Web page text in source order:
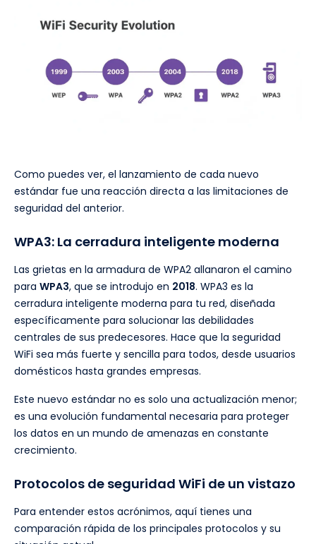
Como puedes ver, el lanzamiento de cada nuevo
estándar fue una reacción directa a las limitaciones de
seguridad del anterior.
WPA3: La cerradura inteligente moderna
Las grietas en la armadura de WPA2 allanaron el camino
para WPA3, que se introdujo en 2018. WPA3 es la
cerradura inteligente moderna para tu red, diseñada
específicamente para solucionar las debilidades
centrales de sus predecesores. Hace que la seguridad
WiFi sea más fuerte y sencilla para todos, desde usuarios
domésticos hasta grandes empresas.
Este nuevo estándar no es solo una actualización menor;
es una evolución fundamental necesaria para proteger
los datos en un mundo de amenazas en constante
crecimiento.
Protocolos de seguridad WiFi de un vistazo
Para entender estos acrónimos, aquí tienes una
comparación rápida de los principales protocolos y su